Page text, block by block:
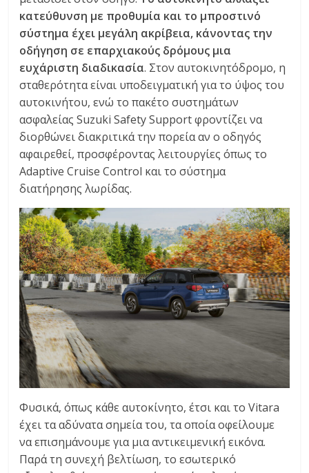
κατεύθυνση με προθυμία και το μπροστινό
σύστημα έχει μεγάλη ακρίβεια, κάνοντας την
οδήγηση σε επαρχιακούς δρόμους μια
ευχάριστη διαδικασία. Στον αυτοκινητόδρομο, η
σταθερότητα είναι υποδειγματική για το ύψος του
αυτοκινήτου, ενώ το πακέτο συστημάτων
ασφαλείας Suzuki Safety Support φροντίζει να
διορθώνει διακριτικά την πορεία αν ο οδηγός
αφαιρεθεί, προσφέροντας λειτουργίες όπως το
Adaptive Cruise Control και το σύστημα
διατήρησης λωρίδας.
Φυσικά, όπως κάθε αυτοκίνητο, έτσι και το Vitara
έχει τα αδύνατα σημεία του, τα οποία οφείλουμε
να επισημάνουμε για μια αντικειμενική εικόνα.
Παρά τη συνεχή βελτίωση, το εσωτερικό